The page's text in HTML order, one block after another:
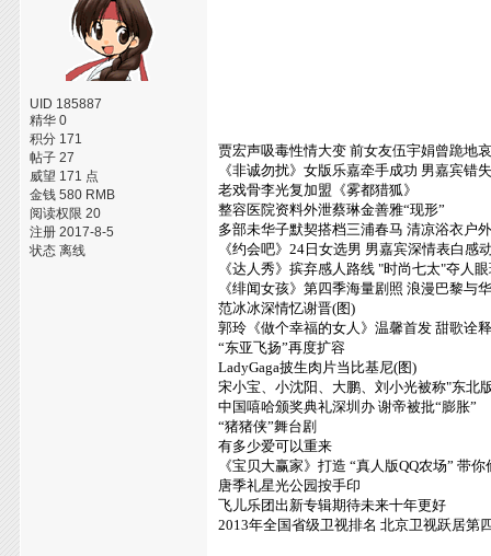
UID 185887
精华 0
积分 171
帖子 27
威望 171 点
金钱 580 RMB
阅读权限 20
注册 2017-8-5
状态 离线
贾宏声吸毒性情大变 前女友伍宇娟曾跪地
《非诚勿扰》女版乐嘉牵手成功 男嘉宾错
老戏骨李光复加盟《雾都猎狐》
整容医院资料外泄蔡琳金善雅“现形”
多部未华子默契搭档三浦春马 清凉浴衣户
《约会吧》24日女选男 男嘉宾深情表白感
《达人秀》摈弃感人路线 "时尚七太"夺人
《绯闻女孩》第四季海量剧照 浪漫巴黎与
范冰冰深情忆谢晋(图)
郭玲《做个幸福的女人》温馨首发 甜歌诠
“东亚飞扬”再度扩容
LadyGaga披生肉片当比基尼(图)
宋小宝、小沈阳、大鹏、刘小光被称"东北
中国嘻哈颁奖典礼深圳办 谢帝被批“膨胀”
“猪猪侠”舞台剧
有多少爱可以重来
《宝贝大赢家》打造 “真人版QQ农场” 带
唐季礼星光公园按手印
飞儿乐团出新专辑期待未来十年更好
2013年全国省级卫视排名 北京卫视跃居第